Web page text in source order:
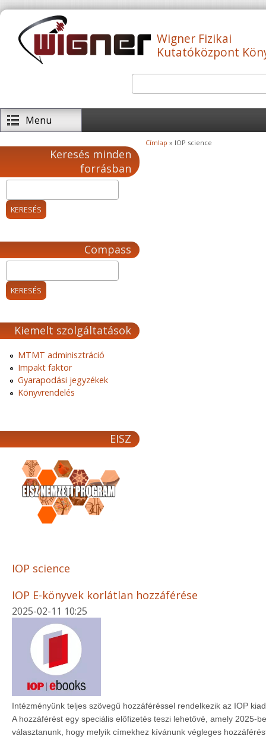
Ugrás a tartalomra
Wigner Fizikai
Kutatóközpont
Keresés űrlap
Menu
Keresés minden
forrásban
Compass
Kiemelt szolgáltatások
MTMT adminisztráció
Impakt faktor
Gyarapodási jegyzékek
Könyvrendelés
EISZ
Jelenlegi hely
Címlap » IOP science
IOP science
IOP E-könyvek korlátlan hozzáférése
2025-02-11 10:25
Intézményünk teljes szövegű hozzáféréssel rendelkezik az IOP
A hozzáférést egy speciális előfizetés teszi lehetővé, amely 2025-
választanunk, hogy melyik címekhez kívánunk végleges